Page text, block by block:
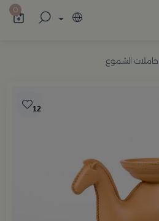
تضم ترامس القهوة 0
حاملات الشموع
12